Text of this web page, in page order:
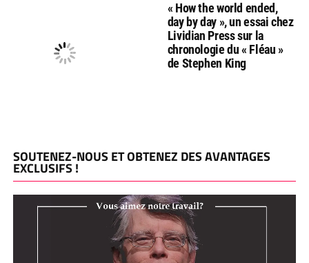
« How the world ended,
day by day », un essai chez
Lividian Press sur la
chronologie du « Fléau »
de Stephen King
SOUTENEZ-NOUS ET OBTENEZ DES AVANTAGES
EXCLUSIFS !